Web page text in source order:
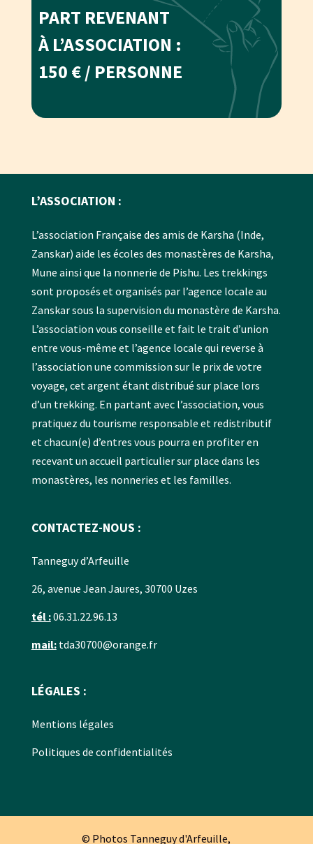
PART REVENANT
À L’ASSOCIATION :
150 € / PERSONNE
L’ASSOCIATION :
L’association Française des amis de Karsha (Inde,
Zanskar) aide les écoles des monastères de Karsha,
Mune ainsi que la nonnerie de Pishu. Les trekkings
sont proposés et organisés par l’agence locale au
Zanskar sous la supervision du monastère de Karsha.
L’association vous conseille et fait le trait d’union
entre vous-même et l’agence locale qui reverse à
l’association une commission sur le prix de votre
voyage, cet argent étant distribué sur place lors
d’un trekking. En partant avec l’association, vous
pratiquez du tourisme responsable et redistributif
et chacun(e) d’entres vous pourra en profiter en
recevant un accueil particulier sur place dans les
monastères, les nonneries et les familles.
CONTACTEZ-NOUS :
Tanneguy d’Arfeuille
26, avenue Jean Jaures, 30700 Uzes
tél :06.31.22.96.13
mail: tda30700@orange.fr
LÉGALES :
Mentions légales
Politiques de confidentialités
© Photos Tanneguy d'Arfeuille,